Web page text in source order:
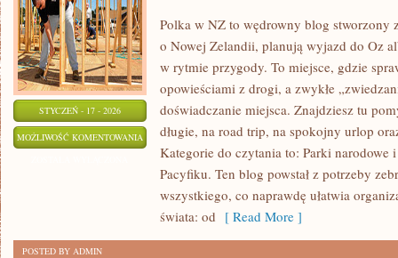
STYCZEŃ - 17 - 2026
MOŻLIWOŚĆ KOMENTOWANIA MIASTA
METROPOLIE
Polka w NZ to wędrowny blog stworzony
o Nowej Zelandii, planują wyjazd do Oz
w rytmie przygody. To miejsce, gdzie
opowieściami z drogi, a zwykłe
doświadczanie miejsca. Znajdziesz tu
długie, na road trip, na spokojny urlop
Kategorie do czytania to: Parki
Pacyfiku. Ten blog powstał z potrzeby
wszystkiego, co naprawdę ułatwia
świata: od [ Read More ]
POSTED BY ADMIN